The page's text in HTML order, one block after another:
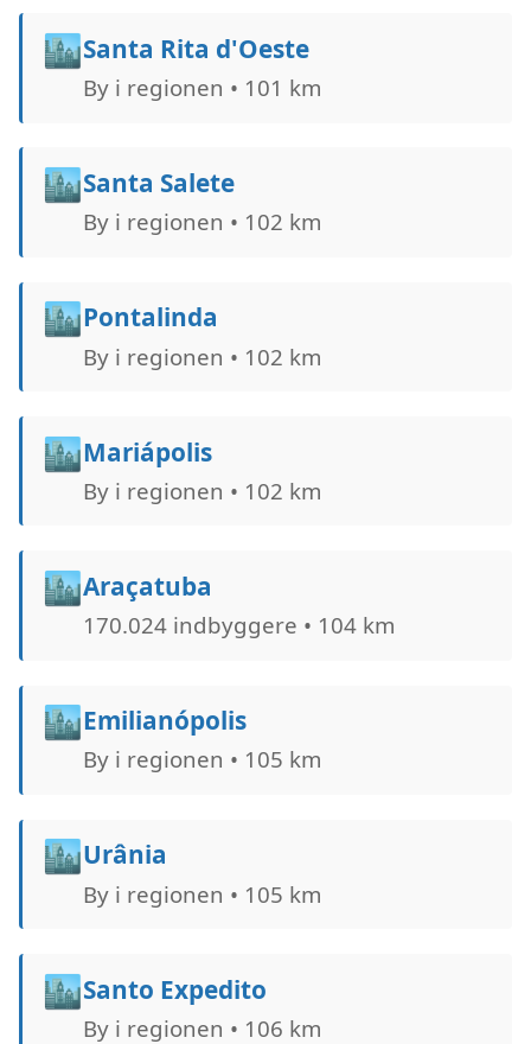
🏙️Santa Rita d'Oeste
By i regionen • 101 km
🏙️Santa Salete
By i regionen • 102 km
🏙️Pontalinda
By i regionen • 102 km
🏙️Mariápolis
By i regionen • 102 km
🏙️Araçatuba
170.024 indbyggere • 104 km
🏙️Emilianópolis
By i regionen • 105 km
🏙️Urânia
By i regionen • 105 km
🏙️Santo Expedito
By i regionen • 106 km